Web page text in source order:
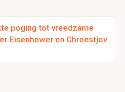
poging tot vreedzame
Eisenhower en Chroestjov